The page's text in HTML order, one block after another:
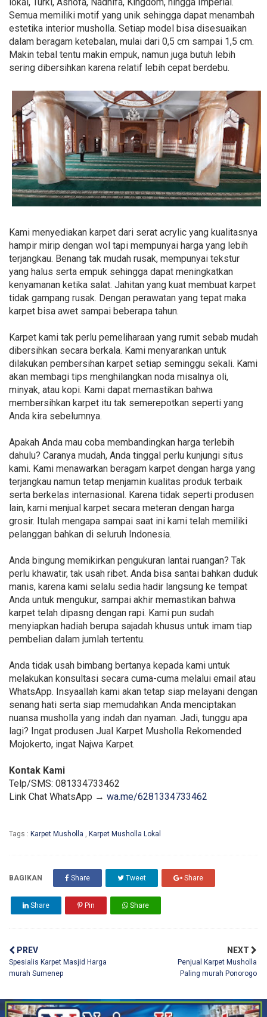
lokal, Turki, Ashofa, Nadhifa, Kingdom, hingga Imperial.
Semua memiliki motif yang unik sehingga dapat menambah
estetika interior musholla. Setiap model bisa disesuaikan
dalam beragam ketebalan, mulai dari 0,5 cm sampai 1,5 cm.
Makin tebal tentu makin empuk, namun juga butuh lebih
sering dibersihkan karena relatif lebih cepat berdebu.
Kami menyediakan karpet dari serat acrylic yang kualitasnya
hampir mirip dengan wol tapi mempunyai harga yang lebih
terjangkau. Benang tak mudah rusak, mempunyai tekstur
yang halus serta empuk sehingga dapat meningkatkan
kenyamanan ketika salat. Jahitan yang kuat membuat karpet
tidak gampang rusak. Dengan perawatan yang tepat maka
karpet bisa awet sampai beberapa tahun.
Karpet kami tak perlu pemeliharaan yang rumit sebab mudah
dibersihkan secara berkala. Kami menyarankan untuk
dilakukan pembersihan karpet setiap seminggu sekali. Kami
akan membagi tips menghilangkan noda misalnya oli,
minyak, atau kopi. Kami dapat memastikan bahwa
membersihkan karpet itu tak semerepotkan seperti yang
Anda kira sebelumnya.
Apakah Anda mau coba membandingkan harga terlebih
dahulu? Caranya mudah, Anda tinggal perlu kunjungi situs
kami. Kami menawarkan beragam karpet dengan harga yang
terjangkau namun tetap menjamin kualitas produk terbaik
serta berkelas internasional. Karena tidak seperti produsen
lain, kami menjual karpet secara meteran dengan harga
grosir. Itulah mengapa sampai saat ini kami telah memiliki
pelanggan bahkan di seluruh Indonesia.
Anda bingung memikirkan pengukuran lantai ruangan? Tak
perlu khawatir, tak usah ribet. Anda bisa santai bahkan duduk
manis, karena kami selalu sedia hadir langsung ke tempat
Anda untuk mengukur, sampai akhir memastikan bahwa
karpet telah dipasng dengan rapi. Kami pun sudah
menyiapkan hadiah berupa sajadah khusus untuk imam tiap
pembelian dalam jumlah tertentu.
Anda tidak usah bimbang bertanya kepada kami untuk
melakukan konsultasi secara cuma-cuma melalui email atau
WhatsApp. Insyaallah kami akan tetap siap melayani dengan
senang hati serta siap memudahkan Anda menciptakan
nuansa musholla yang indah dan nyaman. Jadi, tunggu apa
lagi? Ingat produsen Jual Karpet Musholla Rekomended
Mojokerto, ingat Najwa Karpet.
Kontak Kami
Telp/SMS: 081334733462
Link Chat WhatsApp → wa.me/6281334733462
Tags : Karpet Musholla Karpet Musholla Lokal
BAGIKAN Share Tweet Share
Share Pin Share
PREV
Spesialis Karpet Masjid Harga
murah Sumenep
NEXT
Penjual Karpet Musholla
Paling murah Ponorogo